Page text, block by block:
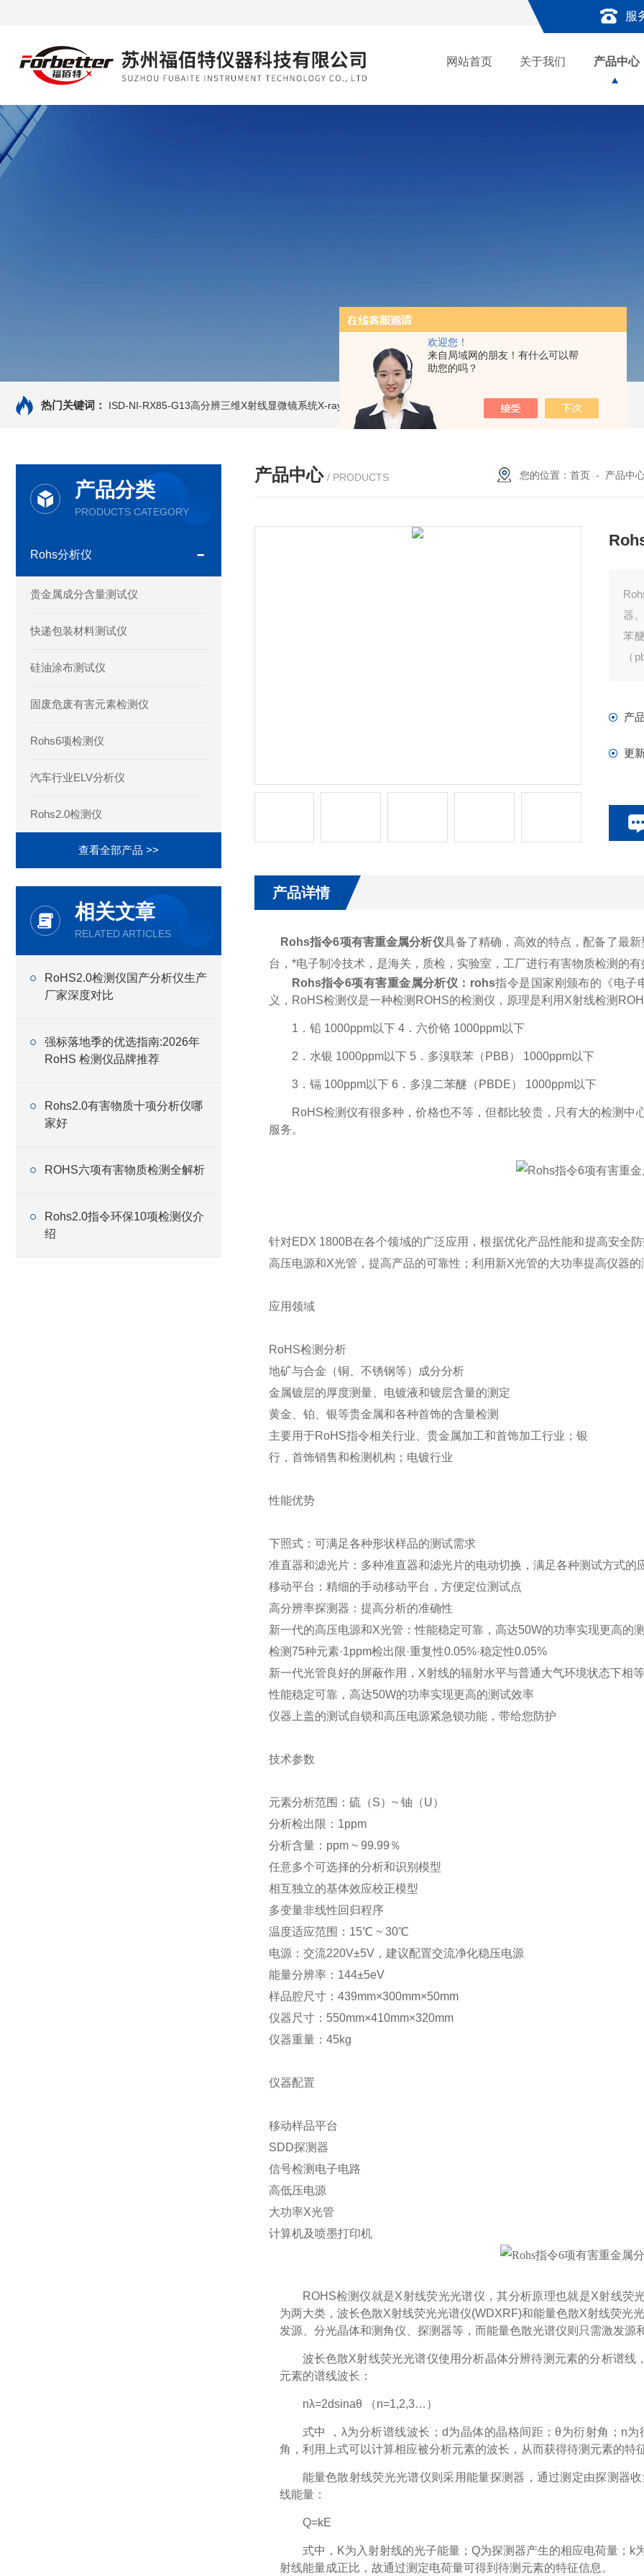
欢迎您！
来自局域网的朋友！有什么可以帮
助您的吗？
服
网站首页 关于我们 产品中心
热门关键词： ISD-NI-RX85-G13高分辨三维X射线显微镜系统X-ray CT ISD-NI-RX85-G13CT扫描仪 X射线源 微焦CT无损检测仪器
产品分类
PRODUCTS CATEGORY
Rohs分析仪
贵金属成分含量测试仪
快递包装材料测试仪
硅油涂布测试仪
固废危废有害元素检测仪
Rohs6项检测仪
汽车行业ELV分析仪
Rohs2.0检测仪
查看全部产品 >>
相关文章
RELATED ARTICLES
RoHS2.0检测仪国产分析仪生产
厂家深度对比
强标落地季的优选指南:2026年
RoHS 检测仪品牌推荐
Rohs2.0有害物质十项分析仪哪
家好
ROHS六项有害物质检测全解析
Rohs2.0指令环保10项检测仪介
绍
产品中心 / PRODUCTS 您的位置：首页 - 产品中
器
苯
（
产
更
产品详情
Rohs指令6项有害重金属分析仪具备了精确，高效的特点，配备了最
台，*电子制冷技术，是海关，质检，实验室，工厂进行有害物质检测的有
Rohs指令6项有害重金属分析仪：rohs指令是国家刚颁布的《电子
义，RoHS检测仪是一种检测ROHS的检测仪，原理是利用X射线检测
1．铅 1000ppm以下 4．六价铬 1000ppm以下
2．水银 1000ppm以下 5．多溴联苯（PBB） 1000ppm以下
3．镉 100ppm以下 6．多溴二苯醚（PBDE） 1000ppm以下
RoHS检测仪有很多种，价格也不等，但都比较贵，只有大的检测
服务。
针对EDX 1800B在各个领域的广泛应用，根据优化产品性能和提高安全
高压电源和X光管，提高产品的可靠性；利用新X光管的大功率提高仪器的
应用领域
RoHS检测分析
地矿与合金（铜、不锈钢等）成分分析
金属镀层的厚度测量、电镀液和镀层含量的测定
黄金、铂、银等贵金属和各种首饰的含量检测
主要用于RoHS指令相关行业、贵金属加工和首饰加工行业；银
行，首饰销售和检测机构；电镀行业
性能优势
下照式：可满足各种形状样品的测试需求
准直器和滤光片：多种准直器和滤光片的电动切换，满足各种测试方式的
移动平台：精细的手动移动平台，方便定位测试点
高分辨率探测器：提高分析的准确性
新一代的高压电源和X光管：性能稳定可靠，高达50W的功率实现更高的
检测75种元素·1ppm检出限·重复性0.05%·稳定性0.05%
新一代光管良好的屏蔽作用，X射线的辐射水平与普通大气环境状态下相等
性能稳定可靠，高达50W的功率实现更高的测试效率
仪器上盖的测试自锁和高压电源紧急锁功能，带给您防护
技术参数
元素分析范围：硫（S）~ 铀（U）
分析检出限：1ppm
分析含量：ppm ~ 99.99％
任意多个可选择的分析和识别模型
相互独立的基体效应校正模型
多变量非线性回归程序
温度适应范围：15℃ ~ 30℃
电源：交流220V±5V，建议配置交流净化稳压电源
能量分辨率：144±5eV
样品腔尺寸：439mm×300mm×50mm
仪器尺寸：550mm×410mm×320mm
仪器重量：45kg
仪器配置
移动样品平台
SDD探测器
信号检测电子电路
高低压电源
大功率X光管
计算机及喷墨打印机
ROHS检测仪就是X射线荧光光谱仪，其分析原理也就是X射线荧
为两大类，波长色散X射线荧光光谱仪(WDXRF)和能量色散X射线荧光
发源、分光晶体和测角仪、探测器等，而能量色散光谱仪则只需激发源
波长色散X射线荧光光谱仪使用分析晶体分辨待测元素的分析谱
元素的谱线波长：
nλ=2dsinaθ （n=1,2,3…）
式中 ，λ为分析谱线波长；d为晶体的晶格间距；θ为衍射角；n
角，利用上式可以计算相应被分析元素的波长，从而获得待测元素的特
能量色散射线荧光光谱仪则采用能量探测器，通过测定由探测器
线能量：
Q=kE
式中，K为入射射线的光子能量；Q为探测器产生的相应电荷量；k
射线能量成正比，故通过测定电荷量可得到待测元素的特征信息。